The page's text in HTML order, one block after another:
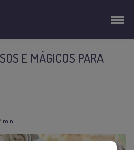
E MÁGICOS PARA
min